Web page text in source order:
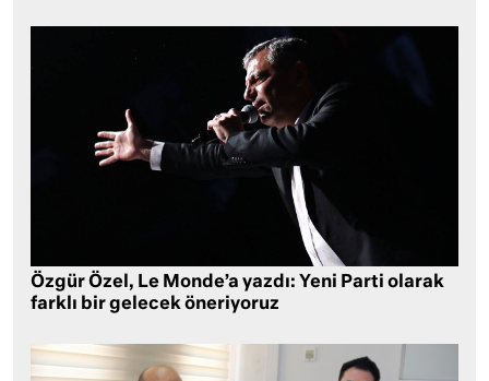
Özgür Özel, Le Monde’a yazdı: Yeni Parti olarak
farklı bir gelecek öneriyoruz